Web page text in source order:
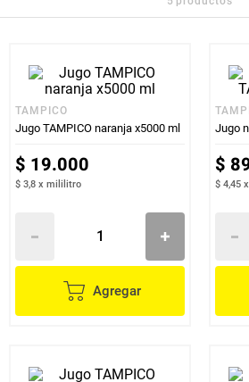
TAMPICO
Jugo TAMPICO naranja x5000 ml
$ 19.000
$ 3,8 x mililitro
Agregar
Jugo
$
$ 4,45 x